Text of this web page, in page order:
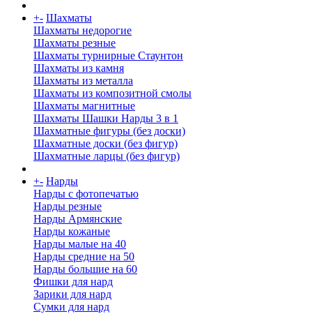
+- Шахматы
Шахматы недорогие
Шахматы резные
Шахматы турнирные Стаунтон
Шахматы из камня
Шахматы из металла
Шахматы из композитной смолы
Шахматы магнитные
Шахматы Шашки Нарды 3 в 1
Шахматные фигуры (без доски)
Шахматные доски (без фигур)
Шахматные ларцы (без фигур)
+- Нарды
Нарды с фотопечатью
Нарды резные
Нарды Армянские
Нарды кожаные
Нарды малые на 40
Нарды средние на 50
Нарды большие на 60
Фишки для нард
Зарики для нард
Сумки для нард